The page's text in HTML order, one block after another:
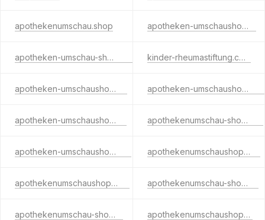
apothekenumschau.shop apotheken-umschaushop.tv
apotheken-umschau-shop.com kinder-rheumastiftung.com
apotheken-umschaushop.de apotheken-umschaushop.com
apotheken-umschaushop.eu apothekenumschau-shop.info
apotheken-umschaushop.info apothekenumschaushop.info
apothekenumschaushop.com apothekenumschau-shop.eu
apothekenumschau-shop.tv apothekenumschaushop.tv